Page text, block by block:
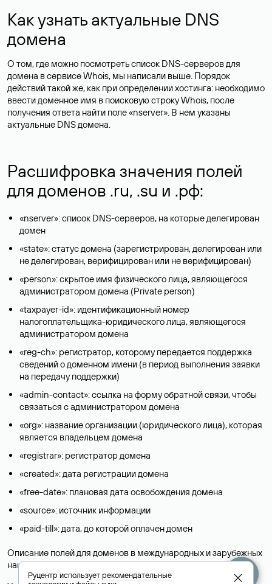
Как узнать актуальные DNS
домена
О том, где можно посмотреть список DNS-серверов для
домена в сервисе Whois, мы написали выше. Порядок
действий такой же, как при определении хостинга: необходимо
ввести доменное имя в поисковую строку Whois, после
получения ответа найти поле «nserver». В нем указаны
актуальные DNS домена.
Расшифровка значения полей
для доменов .ru, .su и .рф:
«nserver»: список DNS-серверов, на которые делегирован
домен
«state»: статус домена (зарегистрирован, делегирован или
не делегирован, верифицирован или не верифицирован)
«person»: скрытое имя физического лица, являющегося
администратором домена (Privatе person)
«taxpayer-id»: идентификационный номер
налогоплательщика-юридического лица, являющегося
администратором домена
«reg-ch»: регистратор, которому передается поддержка
сведений о доменном имени (в период выполнения заявки
на передачу поддержки)
«admin-contact»: ссылка на форму обратной связи, чтобы
связаться с администратором домена
«org»: название организации (юридического лица), которая
является владельцем домена
«registrar»: регистратор домена
«created»: дата регистрации домена
«free-date»: плановая дата освобождения домена
«source»: источник информации
«paid-till»: дата, до которой оплачен домен
Описание полей для доменов в международных и зарубежных
национальных доменах представлены в разделе «Помощь».
Руцентр используетрекомендательные